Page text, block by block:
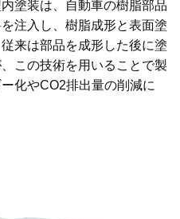
塗装は、自動車の樹脂部品
注入し、樹脂成形と表面塗
来は部品を成形した後に塗
この技術を用いることで製
化やCO2排出量の削減に